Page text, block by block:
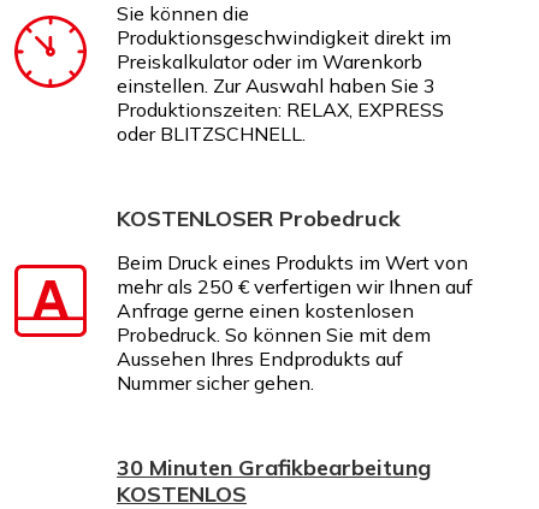
Sie können die
Produktionsgeschwindigkeit direkt im
Preiskalkulator oder im Warenkorb
einstellen. Zur Auswahl haben Sie 3
Produktionszeiten: RELAX, EXPRESS
oder BLITZSCHNELL.
KOSTENLOSER Probedruck
Beim Druck eines Produkts im Wert von
mehr als 250 € verfertigen wir Ihnen auf
Anfrage gerne einen kostenlosen
Probedruck. So können Sie mit dem
Aussehen Ihres Endprodukts auf
Nummer sicher gehen.
30 Minuten Grafikbearbeitung
KOSTENLOS